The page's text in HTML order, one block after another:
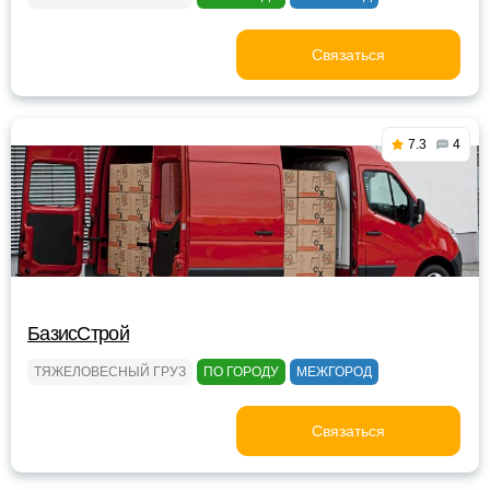
Связаться
7.3 4
БазисСтрой
ТЯЖЕЛОВЕСНЫЙ ГРУЗ ПО ГОРОДУ МЕЖГОРОД
Связаться